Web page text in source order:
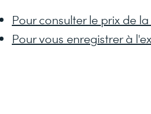
Pour consulter le prix de
Pour vous enregistrer à